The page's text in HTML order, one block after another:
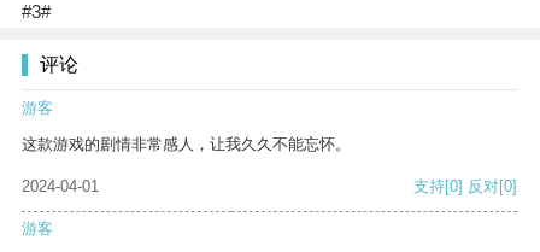
#3#
评论
游客
这款游戏的剧情非常感人，让我久久不能忘怀。
2024-04-01 支持[0] 反对[0]
游客